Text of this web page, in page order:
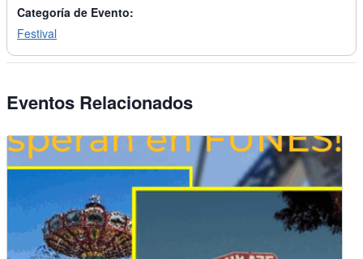
Categoría de Evento:
Festival
Eventos Relacionados